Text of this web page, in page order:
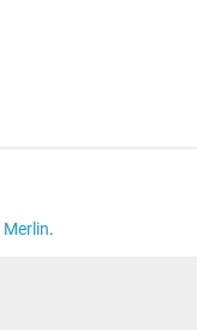
Merlin.